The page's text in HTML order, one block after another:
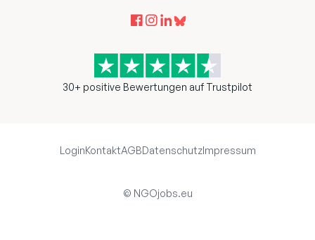
30+ positive Bewertungen auf Trustpilot
LoginKontaktAGBDatenschutzImpressum
© NGOjobs.eu